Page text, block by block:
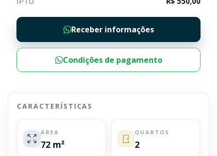
Receber informações
Condições de pagamento
CARACTERÍSTICAS
ÁREA
72 m²
QUARTOS
2